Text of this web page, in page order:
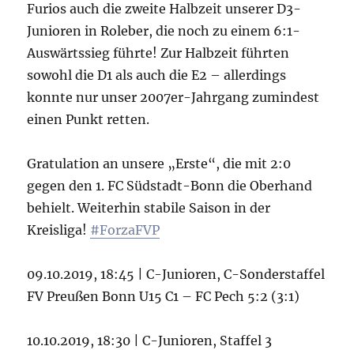
Furios auch die zweite Halbzeit unserer D3-
Junioren in Roleber, die noch zu einem 6:1-
Auswärtssieg führte! Zur Halbzeit führten
sowohl die D1 als auch die E2 – allerdings
konnte nur unser 2007er-Jahrgang zumindest
einen Punkt retten.
Gratulation an unsere „Erste“, die mit 2:0
gegen den 1. FC Südstadt-Bonn die Oberhand
behielt. Weiterhin stabile Saison in der
Kreisliga! #ForzaFVP
09.10.2019, 18:45 | C-Junioren, C-Sonderstaffel
FV Preußen Bonn U15 C1 – FC Pech 5:2 (3:1)
10.10.2019, 18:30 | C-Junioren, Staffel 3